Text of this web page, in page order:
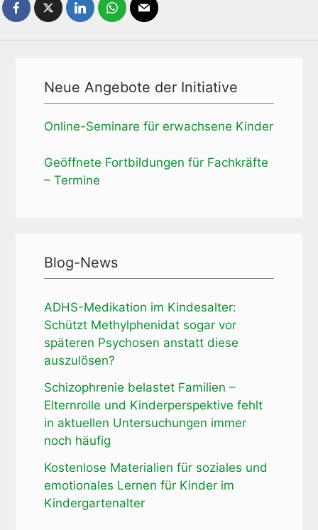
Neue Angebote der Initiative
Online-Seminare für erwachsene Kinder
Geöffnete Fortbildungen für Fachkräfte
– Termine
Blog-News
ADHS-Medikation im Kindesalter:
Schützt Methylphenidat sogar vor
späteren Psychosen anstatt diese
auszulösen?
Schizophrenie belastet Familien –
Elternrolle und Kinderperspektive fehlt
in aktuellen Untersuchungen immer
noch häufig
Kostenlose Materialien für soziales und
emotionales Lernen für Kinder im
Kindergartenalter